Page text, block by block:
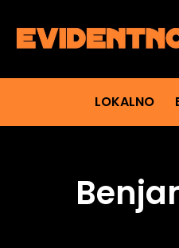
LOKALNO